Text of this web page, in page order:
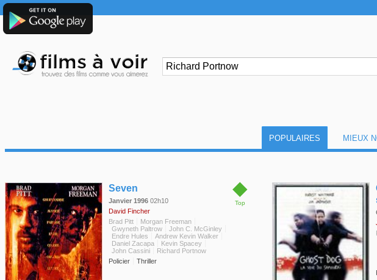
POPULAIRES MIEUX
◆
Top
Seven
Janvier 1996 02h10
David Fincher
Brad Pitt
Morgan Freeman
Gwyneth Paltrow
John C. McGinley
Endre Hules
Andrew Kevin Walker
Daniel Zacapa
Kevin Spacey
John Cassini
Richard Portnow
Policier
Thriller